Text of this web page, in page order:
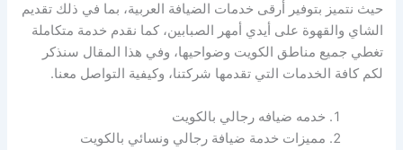
حيث نتميز بتوفير أرقى خدمات الضيافة العربية، بما في ذلك تقديم
الشاي والقهوة على أيدي أمهر الصبابين، كما نقدم خدمة متكاملة
تغطي جميع مناطق الكويت وضواحيها، وفي هذا المقال سنذكر
لكم كافة الخدمات التي تقدمها شركتنا، وكيفية التواصل معنا.
خدمه ضيافه رجالي بالكويت
مميزات خدمة ضيافة رجالي ونسائي بالكويت